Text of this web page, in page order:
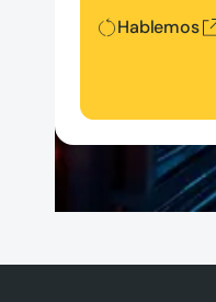
Hablemos